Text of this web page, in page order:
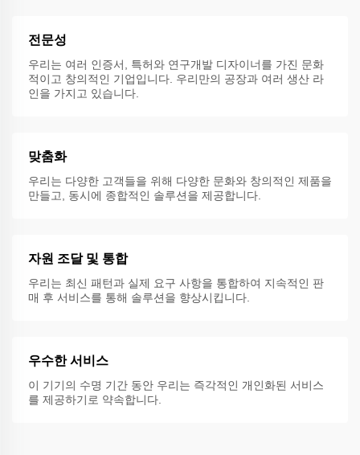
전문성
우리는 여러 인증서, 특허와 연구개발 디자이너를 가진 문화
적이고 창의적인 기업입니다. 우리만의 공장과 여러 생산 라
인을 가지고 있습니다.
맞춤화
우리는 다양한 고객들을 위해 다양한 문화와 창의적인 제품을
만들고, 동시에 종합적인 솔루션을 제공합니다.
자원 조달 및 통합
우리는 최신 패턴과 실제 요구 사항을 통합하여 지속적인 판
매 후 서비스를 통해 솔루션을 향상시킵니다.
우수한 서비스
이 기기의 수명 기간 동안 우리는 즉각적인 개인화된 서비스
를 제공하기로 약속합니다.